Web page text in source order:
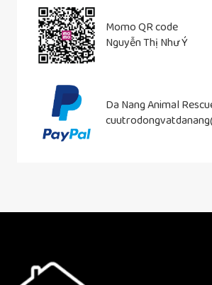
Momo QR code
Nguyễn Thị Như Ý
Da Nang Animal